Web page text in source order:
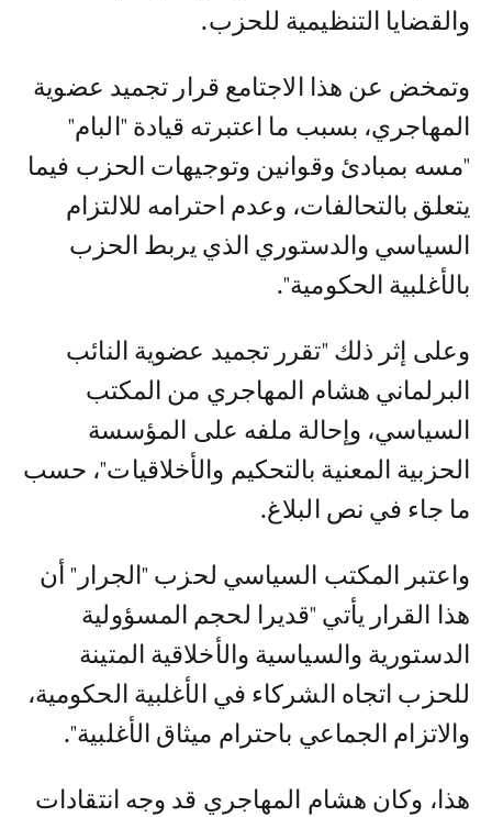
والقضايا التنظيمية للحزب.
وتمخض عن هذا الاجتامع قرار تجميد عضوية
المهاجري، بسبب ما اعتبرته قيادة "البام"
"مسه بمبادئ وقوانين وتوجيهات الحزب فيما
يتعلق بالتحالفات، وعدم احترامه للالتزام
السياسي والدستوري الذي يربط الحزب
بالأغلبية الحكومية".
وعلى إثر ذلك "تقرر تجميد عضوية النائب
البرلماني هشام المهاجري من المكتب
السياسي، وإحالة ملفه على المؤسسة
الحزبية المعنية بالتحكيم والأخلاقيات"، حسب
ما جاء في نص البلاغ.
واعتبر المكتب السياسي لحزب "الجرار" أن
هذا القرار يأتي "قديرا لحجم المسؤولية
الدستورية والسياسية والأخلاقية المتينة
للحزب اتجاه الشركاء في الأغلبية الحكومية،
والاتزام الجماعي باحترام ميثاق الأغلبية".
هذا، وكان هشام المهاجري قد وجه انتقادات